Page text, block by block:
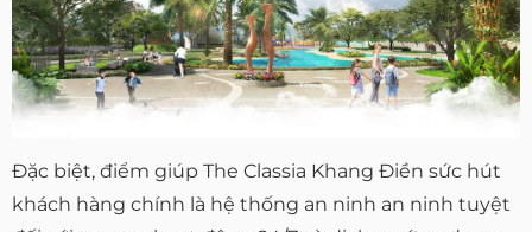
Đặc biệt, điểm giúp The Classia Khang Điền sức hút
khách hàng chính là hệ thống an ninh an ninh tuyệt